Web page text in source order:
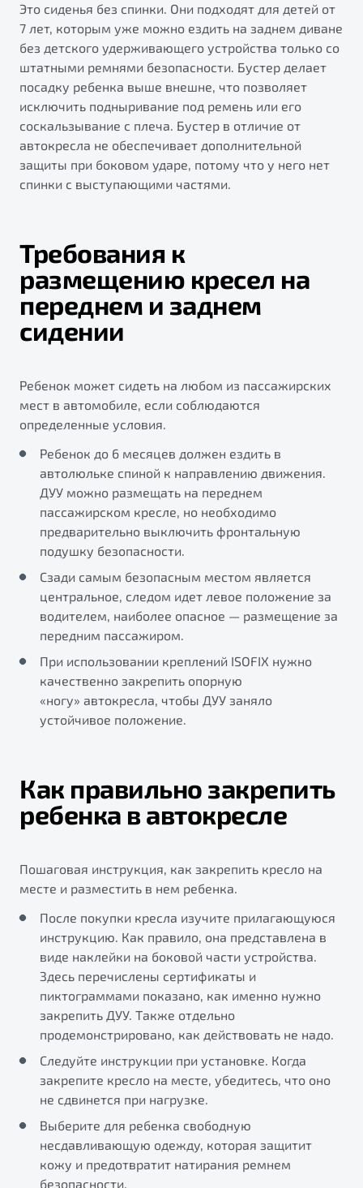
Это сиденья без спинки. Они подходят для детей от
7 лет, которым уже можно ездить на заднем диване
без детского удерживающего устройства только со
штатными ремнями безопасности. Бустер делает
посадку ребенка выше внешне, что позволяет
исключить подныривание под ремень или его
соскальзывание с плеча. Бустер в отличие от
автокресла не обеспечивает дополнительной
защиты при боковом ударе, потому что у него нет
спинки с выступающими частями.
Требования к
размещению кресел на
переднем и заднем
сидении
Ребенок может сидеть на любом из пассажирских
мест в автомобиле, если соблюдаются
определенные условия.
Ребенок до 6 месяцев должен ездить в
автолюльке спиной к направлению движения.
ДУУ можно размещать на переднем
пассажирском кресле, но необходимо
предварительно выключить фронтальную
подушку безопасности.
Сзади самым безопасным местом является
центральное, следом идет левое положение за
водителем, наиболее опасное — размещение за
передним пассажиром.
При использовании креплений ISOFIX нужно
качественно закрепить опорную
«ногу» автокресла, чтобы ДУУ заняло
устойчивое положение.
Как правильно закрепить
ребенка в автокресле
Пошаговая инструкция, как закрепить кресло на
месте и разместить в нем ребенка.
После покупки кресла изучите прилагающуюся
инструкцию. Как правило, она представлена в
виде наклейки на боковой части устройства.
Здесь перечислены сертификаты и
пиктограммами показано, как именно нужно
закрепить ДУУ. Также отдельно
продемонстрировано, как действовать не надо.
Следуйте инструкции при установке. Когда
закрепите кресло на месте, убедитесь, что оно
не сдвинется при нагрузке.
Выберите для ребенка свободную
несдавливающую одежду, которая защитит
кожу и предотвратит натирания ремнем
безопасности.